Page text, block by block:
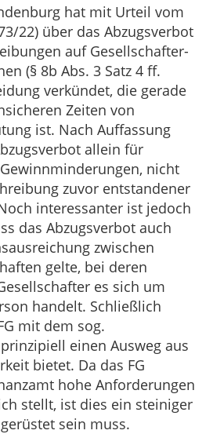
hat mit Urteil vom
22) über das Abzugsverbot
auf Gesellschafter-
(§ 8b Abs. 3 Satz 4 ff.
verkündet, die gerade
Zeiten von
ist. Nach Auffassung
allein für
nicht
zuvor entstandener
interessanter ist jedoch
das Abzugsverbot auch
zwischen
gelte, bei deren
es sich um
handelt. Schließlich
mit dem sog.
einen Ausweg aus
bietet. Da das FG
hohe Anforderungen
stellt, ist dies ein steiniger
sein muss.